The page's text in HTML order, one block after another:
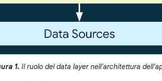
1. Il ruolo del data layer nell'architettura